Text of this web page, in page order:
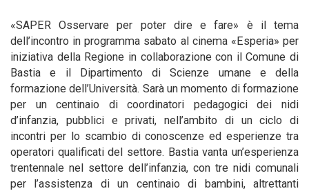
«SAPER Osservare per poter dire e fare» è il tema
dell’incontro in programma sabato al cinema «Esperia» per
iniziativa della Regione in collaborazione con il Comune di
Bastia e il Dipartimento di Scienze umane e della
formazione dell’Università. Sarà un momento di formazione
per un centinaio di coordinatori pedagogici dei nidi
d’infanzia, pubblici e privati, nell’ambito di un ciclo di
incontri per lo scambio di conoscenze ed esperienze tra
operatori qualificati del settore. Bastia vanta un’esperienza
trentennale nel settore dell’infanzia, con tre nidi comunali
per l’assistenza di un centinaio di bambini, altrettanti